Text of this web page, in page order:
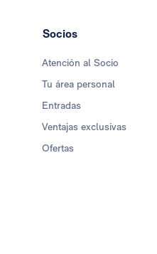
Socios
Atención al Socio
Tu área personal
Entradas
Ventajas exclusivas
Ofertas